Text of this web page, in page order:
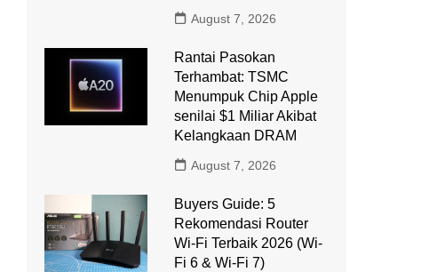
August 7, 2026
Rantai Pasokan
Terhambat: TSMC
Menumpuk Chip Apple
senilai $1 Miliar Akibat
Kelangkaan DRAM
August 7, 2026
Buyers Guide: 5
Rekomendasi Router
Wi-Fi Terbaik 2026 (Wi-
Fi 6 & Wi-Fi 7)